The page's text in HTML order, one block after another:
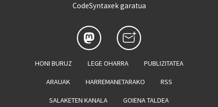
CodeSyntaxek garatua
HONI BURUZ LEGE OHARRA PUBLIZITATEA
ARAUAK HARREMANETARAKO RSS
SALAKETEN KANALA GOIENA TALDEA